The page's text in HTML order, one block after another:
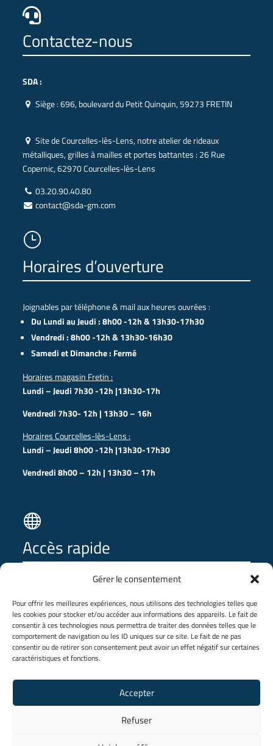
Gérer le consentement
Pour offrir les meilleures expériences, nous utilisons des technologies telles que
les cookies pour stocker et/ou accéder aux informations des appareils. Le fait de
consentir à ces technologies nous permettra de traiter des données telles que le
comportement de navigation ou les ID uniques sur ce site. Le fait de ne pas
consentir ou de retirer son consentement peut avoir un effet négatif sur certaines
caractéristiques et fonctions.
Accepter
Refuser

Contactez-nous
SDA :
Siège :696, boulevard du Petit Quinquin, 59273 FRETIN
Site de Courcelles-lès-Lens, notre atelier de rideaux
métalliques, grilles à mailles et portes battantes : 26 Rue
Copernic, 62970 Courcelles-lès-Lens
03.20.90.40.80
contact@sda-gm.com
}
Horaires d’ouverture
Joignables par téléphone & mail aux heures ouvrées :
Du Lundi au Jeudi : 8h00 -12h & 13h30-17h30
Vendredi : 8h00 -12h & 13h30-16h30
Samedi et Dimanche : Fermé
Horaires magasin Fretin :
Lundi – Jeudi 7h30 -12h |13h30-17h
Vendredi 7h30- 12h | 13h30 – 16h
Horaires Courcelles-lès-Lens :
Lundi – Jeudi 8h00 -12h |13h30-17h30
Vendredi 8h00 – 12h | 13h30 – 17h

Accès rapide
⭢ SDApp
⭢ Espace pro🔒
⭢ Groupe Maurizi
⭢ Plan de site
SDA – 696, boulevard du Petit Quinquin – 59 273 Fretin –
Tel : 03.20.90.40.80 – mail : contact@sda-gm.com
SIREN : 390 077 105 – code NAF/APE : 2512Z – T.V.A. FR 47